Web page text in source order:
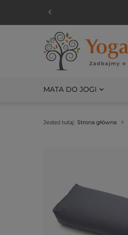
MATA DO JOGI
Jesteś tutaj: Strona główna